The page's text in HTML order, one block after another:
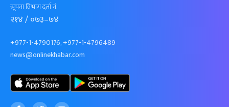
सूचना विभाग दर्ता नं.
२१४ / ०७३–७४
+977-1-4790176, +977-1-4796489
news@onlinekhabar.com